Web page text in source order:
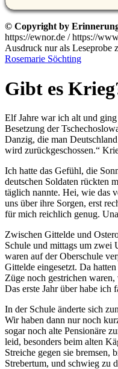
© Copyright by
https://ewnor.de / https://
Ausdruck nur als Leseprobe
Rosemarie Söchting
Gibt es
Elf Jahre war ich alt und
Besetzung der
Danzig, die man
wird zurückgeschossen.
Ich hatte das Gefühl, die
deutschen Soldaten rückten
täglich nannte. Hei, wie das
uns über ihre Sorgen, erst
für mich reichlich genug.
Zwischen Gittelde und
Schule und mittags um zwei
waren auf der Oberschule
Gittelde eingesetzt. Da
Züge noch gestrichen
Das erste Jahr über habe ich
In der Schule änderte sich
Wir haben dann nur noch
sogar noch alte Pensionäre
leid, besonders beim alten
Streiche gegen sie bremsen,
Strebertum, und schwieg zu